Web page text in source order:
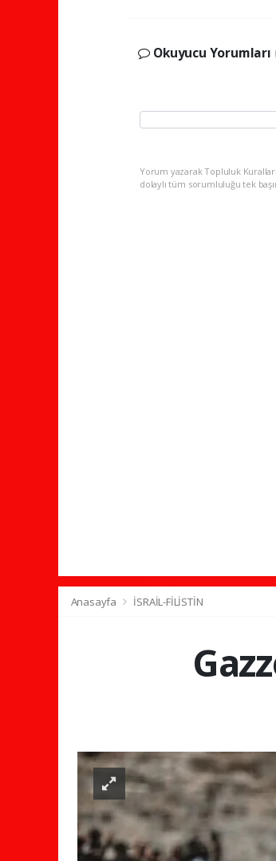
Okuyucu Yorumları
Yorum yazarak Topluluk
dolaylı tüm sorumluluğu tek
Anasayfa İSRAİL-FİLİSTİN